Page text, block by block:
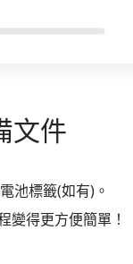
文件
池標籤(如有)。
變得更方便簡單！